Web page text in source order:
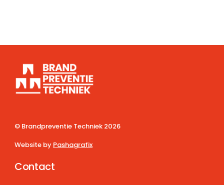
© Brandpreventie Techniek 2026
Website by Pashagrafix
Contact